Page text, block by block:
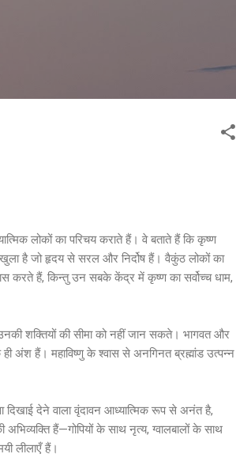
लोकों का परिचय कराते हैं। वे बताते हैं कि कृष्ण
है जो हृदय से सरल और निर्दोष हैं। वैकुंठ लोकों का
करते हैं, किन्तु उन सबके केंद्र में कृष्ण का सर्वोच्च धाम,
शक्तियों की सीमा को नहीं जान सकते। भागवत और
अंश हैं। महाविष्णु के श्‍वास से अनगिनत ब्रह्मांड उत्पन्न
दिखाई देने वाला वृंदावन आध्यात्मिक रूप से अनंत है,
हैं—गोपियों के साथ नृत्य, ग्वालबालों के साथ
लीलाएँ हैं।